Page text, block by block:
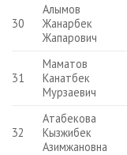
30
Алымов
Жанарбек
Жапарович
31
Маматов
Канатбек
Мурзаевич
32
Атабекова
Кызжибек
Азимжановна